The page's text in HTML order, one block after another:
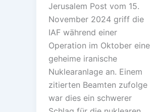
Jerusalem Post vom 15.
November 2024 griff die
IAF während einer
Operation im Oktober eine
geheime iranische
Nuklearanlage an. Einem
zitierten Beamten zufolge
war dies ein schwerer